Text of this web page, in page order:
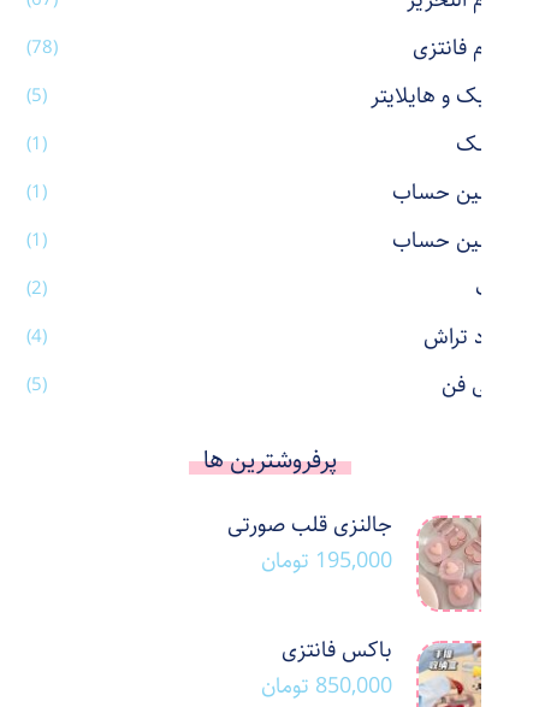
لوازم فانتزی (78)
ماژیک و هایلایتر (5)
ماسک (1)
ماشین حساب (1)
ماشین حساب (1)
ماگ (2)
مداد تراش (4)
مینی فن (5)
پرفروشترین ها
جالنزی قلب صورتی
195,000 تومان
باکس فانتزی
850,000 تومان